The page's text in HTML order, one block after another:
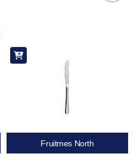
Fruitmes North